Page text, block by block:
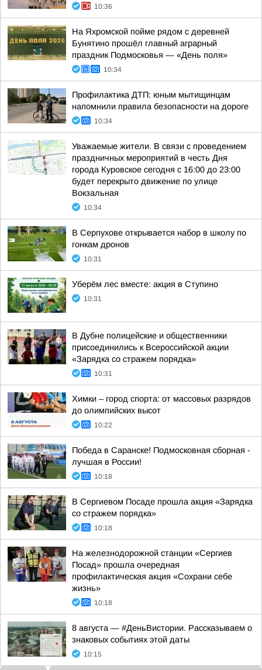
10:36
На Яхромской пойме рядом с деревней
Бунятино прошёл главный аграрный
праздник Подмосковья — «День поля»
10:34
Профилактика ДТП: юным мытищинцам
напомнили правила безопасности на дороге
10:34
Уважаемые жители. В связи с проведением
праздничных мероприятий в честь Дня
города Куровское сегодня с 16:00 до 23:00
будет перекрыто движение по улице
Вокзальная
10:34
В Серпухове открывается набор в школу по
гонкам дронов
10:31
Уберём лес вместе: акция в Ступино
10:31
В Дубне полицейские и общественники
присоединились к Всероссийской акции
«Зарядка со стражем порядка»
10:31
Химки – город спорта: от массовых разрядов
до олимпийских высот
10:22
Победа в Саранске! Подмосковная сборная -
лучшая в России!
10:18
В Сергиевом Посаде прошла акция «Зарядка
со стражем порядка»
10:18
На железнодорожной станции «Сергиев
Посад» прошла очередная
профилактическая акция «Сохрани себе
жизнь»
10:18
8 августа — #ДеньВистории. Рассказываем о
знаковых событиях этой даты
10:15